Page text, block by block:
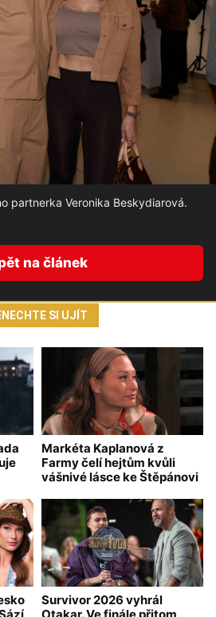
partnerka Veronika Beskydiarová.
na článek
SI UJÍT
Markéta Kaplanová z
Farmy čelí hejtům kvůli
vášnivé lásce ke Štěpánovi
Survivor 2026 vyhrál